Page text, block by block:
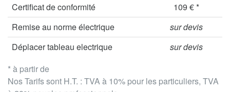
* à partir de
Nos Tarifs sont H.T. : TVA à 10% pour les particuliers, TVA
Certificat de conformité
109 € *
Remise au norme électrique
sur devis
Déplacer tableau electrique
sur devis